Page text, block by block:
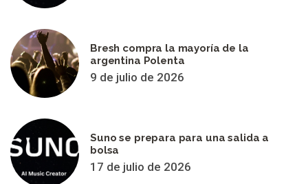
Bresh compra la mayoría de la
argentina Polenta
9 de julio de 2026
Suno se prepara para una salida a
bolsa
17 de julio de 2026